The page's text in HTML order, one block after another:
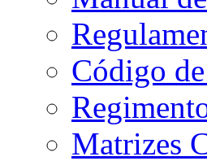
Código
Matrizes